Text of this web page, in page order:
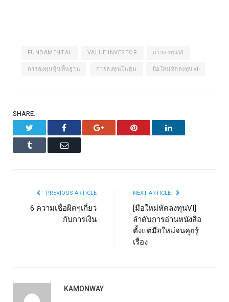
FUNDAMENTAL VALUE INVESTOR การลงทุนVI
การลงทุนหุ้นพื้นฐาน การลงทุนในหุ้น มือใหม่หัดลงทุนVI
SHARE.
Facebook Google+ Pinterest LinkedIn
Tumblr Email
PREVIOUS ARTICLE
6 ความเชื่อผิดๆเกี่ยว
กับการเงิน
NEXT ARTICLE
[มือใหม่หัดลงทุนVI]
ลำดับการอ่านหนังสือ
ตั้งแต่มือใหม่จนคุยรู้
เรื่อง
KAMONWAY